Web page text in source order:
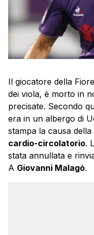
Il giocatore della
dei viola, è morto in
precisate. Secondo
era in un albergo di
stampa la causa
cardio-circolatorio.
stata annullata e
A Giovanni Malagò.